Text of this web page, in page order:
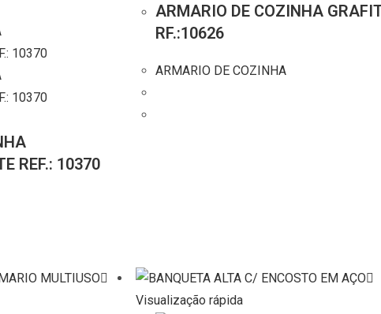
REF.: 10370
ARMARIO DE COZINHA
RF.:10626
ARMARIO DE COZINHA
Visualização rápida